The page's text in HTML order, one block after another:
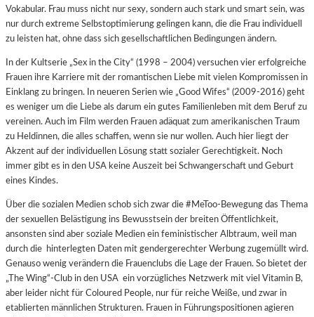
Vokabular. Frau muss nicht nur sexy, sondern auch stark und smart sein, was
nur durch extreme Selbstoptimierung gelingen kann, die die Frau individuell
zu leisten hat, ohne dass sich gesellschaftlichen Bedingungen ändern.
In der Kultserie „Sex in the City“ (1998 – 2004) versuchen vier erfolgreiche
Frauen ihre Karriere mit der romantischen Liebe mit vielen Kompromissen in
Einklang zu bringen. In neueren Serien wie „Good Wifes“ (2009-2016) geht
es weniger um die Liebe als darum ein gutes Familienleben mit dem Beruf zu
vereinen. Auch im Film werden Frauen adäquat zum amerikanischen Traum
zu Heldinnen, die alles schaffen, wenn sie nur wollen. Auch hier liegt der
Akzent auf der individuellen Lösung statt sozialer Gerechtigkeit. Noch
immer gibt es in den USA keine Auszeit bei Schwangerschaft und Geburt
eines Kindes.
Über die sozialen Medien schob sich zwar die #MeToo-Bewegung das Thema
der sexuellen Belästigung ins Bewusstsein der breiten Öffentlichkeit,
ansonsten sind aber soziale Medien ein feministischer Albtraum, weil man
durch die hinterlegten Daten mit gendergerechter Werbung zugemüllt wird.
Genauso wenig verändern die Frauenclubs die Lage der Frauen. So bietet der
„The Wing“-Club in den USA ein vorzügliches Netzwerk mit viel Vitamin B,
aber leider nicht für Coloured People, nur für reiche Weiße, und zwar in
etablierten männlichen Strukturen. Frauen in Führungspositionen agieren